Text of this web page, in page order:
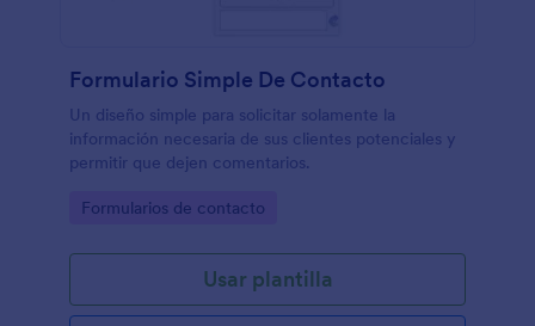
Formulario Simple De Contacto
Un diseño simple para solicitar solamente la
información necesaria de sus clientes potenciales y
permitir que dejen comentarios.
Go to Category:
Formularios de contacto
Usar plantilla